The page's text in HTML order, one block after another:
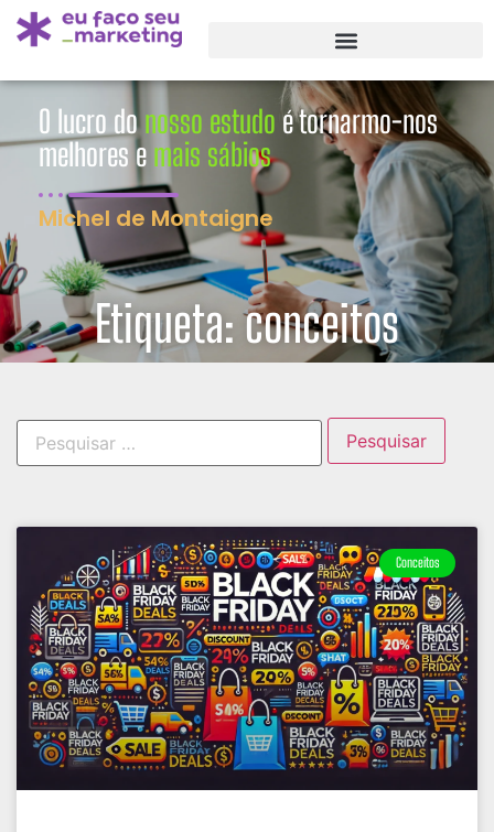
O lucro donosso estudo é tornarmo-nos
melhores e mais sábios
Michel de Montaigne
Etiqueta: conceitos
Conceitos